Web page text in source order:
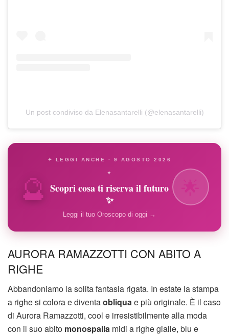
Un post condiviso da Elenasantarelli (@elenasantarelli)
🔮
✦ LEGGI ANCHE · 9 AGOSTO 2026
✦
Scopri cosa ti riserva il futuro
✨
Leggi il tuo Oroscopo di oggi →
AURORA RAMAZZOTTI CON ABITO A
RIGHE
Abbandoniamo la solita fantasia rigata. In estate la stampa
a righe si colora e diventaobliquae più originale. È il caso
di Aurora Ramazzotti, cool e irresistibilmente alla moda
con il suo abito monospalla midi a righe gialle, blu e